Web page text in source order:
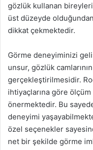
gözlük kullanan
üst düzeyde
dikkat çekmektedir.
Görme deneyiminizi
unsur, gözlük
gerçekleştirilmesidir.
ihtiyaçlarına göre
önermektedir. Bu
deneyimi
özel seçenekler
net bir şekilde görme